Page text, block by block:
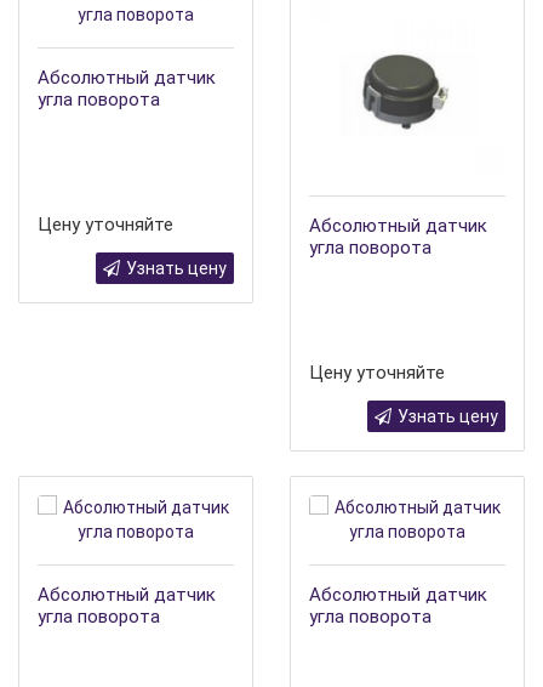
Абсолютный датчик
угла поворота
Цену уточняйте
Узнать цену
Абсолютный датчик
угла поворота
Цену уточняйте
Узнать цену
Абсолютный датчик
угла поворота
Абсолютный датчик
угла поворота